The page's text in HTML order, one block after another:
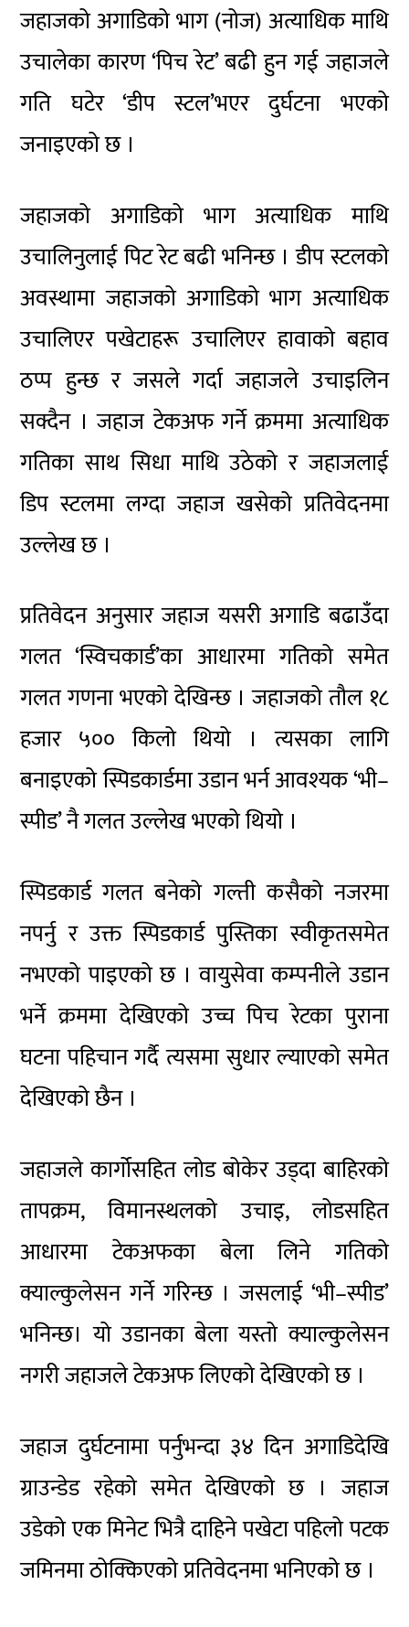
जहाजको अगाडिको भाग (नोज) अत्याधिक माथि
उचालेका कारण ‘पिच रेट’ बढी हुन गई जहाजले
गति घटेर ‘डीप स्टल’भएर दुर्घटना भएको
जनाइएको छ ।
जहाजको अगाडिको भाग अत्याधिक माथि
उचालिनुलाई पिट रेट बढी भनिन्छ । डीप स्टलको
अवस्थामा जहाजको अगाडिको भाग अत्याधिक
उचालिएर पखेटाहरू उचालिएर हावाको बहाव
ठप्प हुन्छ र जसले गर्दा जहाजले उचाइलिन
सक्दैन । जहाज टेकअफ गर्ने क्रममा अत्याधिक
गतिका साथ सिधा माथि उठेको र जहाजलाई
डिप स्टलमा लग्दा जहाज खसेको प्रतिवेदनमा
उल्लेख छ ।
प्रतिवेदन अनुसार जहाज यसरी अगाडि बढाउँदा
गलत ‘स्विचकार्ड’का आधारमा गतिको समेत
गलत गणना भएको देखिन्छ । जहाजको तौल १८
हजार ५०० किलो थियो । त्यसका लागि
बनाइएको स्पिडकार्डमा उडान भर्न आवश्यक ‘भी–
स्पीड’ नै गलत उल्लेख भएको थियो ।
स्पिडकार्ड गलत बनेको गल्ती कसैको नजरमा
नपर्नु र उक्त स्पिडकार्ड पुस्तिका स्वीकृतसमेत
नभएको पाइएको छ । वायुसेवा कम्पनीले उडान
भर्ने क्रममा देखिएको उच्च पिच रेटका पुराना
घटना पहिचान गर्दै त्यसमा सुधार ल्याएको समेत
देखिएको छैन ।
जहाजले कार्गोसहित लोड बोकेर उड्दा बाहिरको
तापक्रम, विमानस्थलको उचाइ, लोडसहित
आधारमा टेकअफका बेला लिने गतिको
क्याल्कुलेसन गर्ने गरिन्छ । जसलाई ‘भी–स्पीड’
भनिन्छ। यो उडानका बेला यस्तो क्याल्कुलेसन
नगरी जहाजले टेकअफ लिएको देखिएको छ ।
जहाज दुर्घटनामा पर्नुभन्दा ३४ दिन अगाडिदेखि
ग्राउन्डेड रहेको समेत देखिएको छ । जहाज
उडेको एक मिनेट भित्रै दाहिने पखेटा पहिलो पटक
जमिनमा ठोक्किएको प्रतिवेदनमा भनिएको छ ।